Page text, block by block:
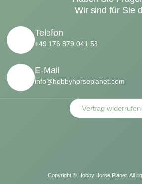
Wir sind für Sie
Telefon
+49 176 879 041 58
E-Mail
info@hobbyhorseplanet.com
Vertrag widerrufen
Copyright © Hobby Horse Planet. All